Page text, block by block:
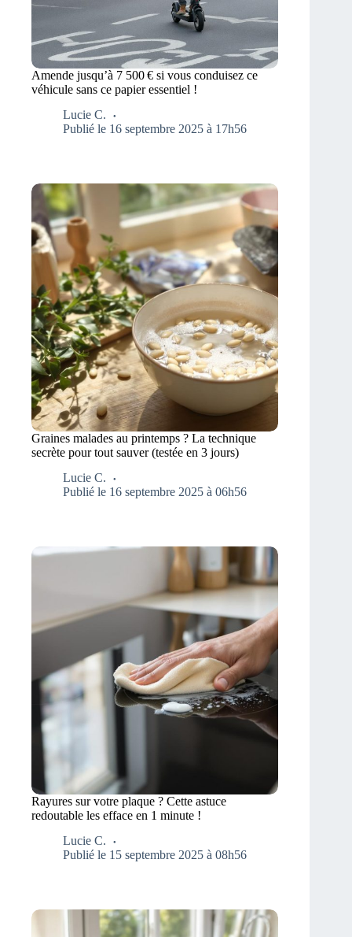
Amende jusqu’à 7 500 € si vous conduisez ce
véhicule sans ce papier essentiel !
Lucie C.
Publié le 16 septembre 2025 à 17h56
Graines malades au printemps ? La technique
secrète pour tout sauver (testée en 3 jours)
Lucie C.
Publié le 16 septembre 2025 à 06h56
Rayures sur votre plaque ? Cette astuce
redoutable les efface en 1 minute !
Lucie C.
Publié le 15 septembre 2025 à 08h56